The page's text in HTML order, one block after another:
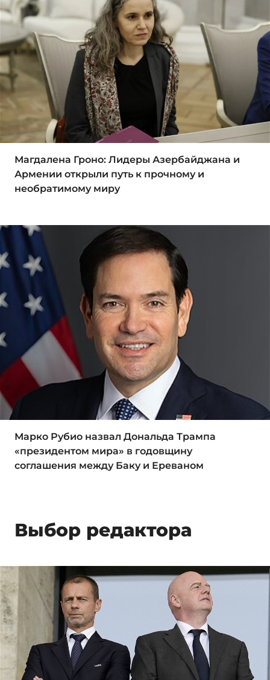
Магдалена Гроно: Лидеры Азербайджана и
Армении открыли путь к прочному и
необратимому миру
Марко Рубио назвал Дональда Трампа
«президентом мира» в годовщину
соглашения между Баку и Ереваном
Выбор редактора